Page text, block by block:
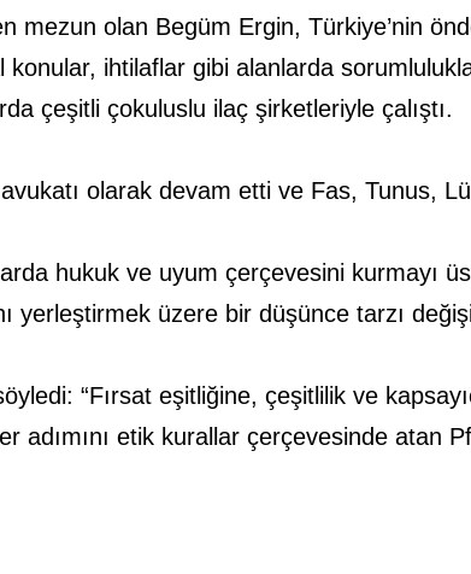
mezun olan Begüm Ergin, Türkiye’nin
konular, ihtilaflar gibi alanlarda
çeşitli çokuluslu ilaç şirketleriyle çalıştı.
olarak devam etti ve Fas, Tunus,
hukuk ve uyum çerçevesini kurmayı
yerleştirmek üzere bir düşünce tarzı
“Fırsat eşitliğine, çeşitlilik ve
etik kurallar çerçevesinde atan